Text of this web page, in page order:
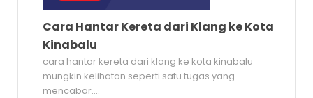
Cara Hantar Kereta dari Klang ke Kota
Kinabalu
cara hantar kereta dari klang ke kota kinabalu
mungkin kelihatan seperti satu tugas yang
mencabar....